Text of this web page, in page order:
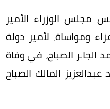
مجلس الوزراء الأمير
ومواساة، لأمير دولة
الجابر الصباح، في وفاة
المالك الصباح